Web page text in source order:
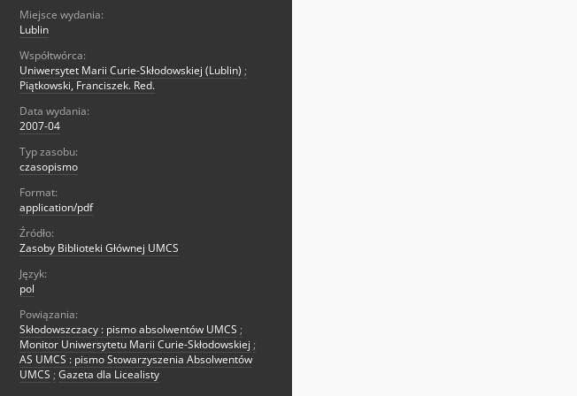
Miejsce wydania:
Lublin
Współtwórca:
Uniwersytet Marii Curie-Skłodowskiej (Lublin) ;
Piątkowski, Franciszek. Red.
Data wydania:
2007-04
Typ zasobu:
czasopismo
Format:
application/pdf
Źródło:
Zasoby Biblioteki Głównej UMCS
Język:
pol
Powiązania:
Skłodowszczacy : pismo absolwentów UMCS ;
Monitor Uniwersytetu Marii Curie-Skłodowskiej ;
AS UMCS : pismo Stowarzyszenia Absolwentów
UMCS ; Gazeta dla Licealisty